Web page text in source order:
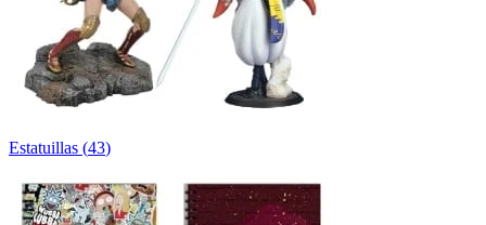
Estatuillas (43)